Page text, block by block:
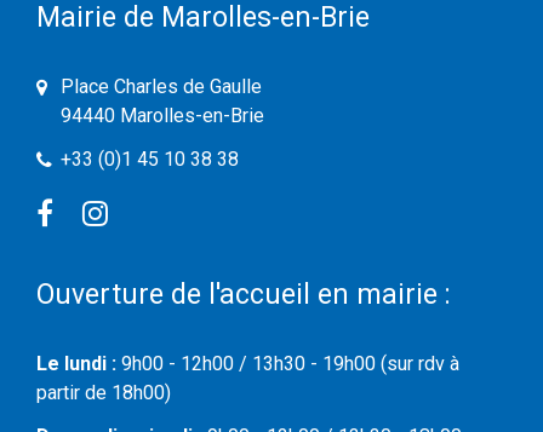
Mairie de Marolles-en-Brie
Place Charles de Gaulle
94440 Marolles-en-Brie
+33 (0)1 45 10 38 38
FacebookInstagram
Ouverture de l'accueil en mairie :
Le lundi : 9h00 - 12h00 / 13h30 - 19h00 (sur rdv à
partir de 18h00)